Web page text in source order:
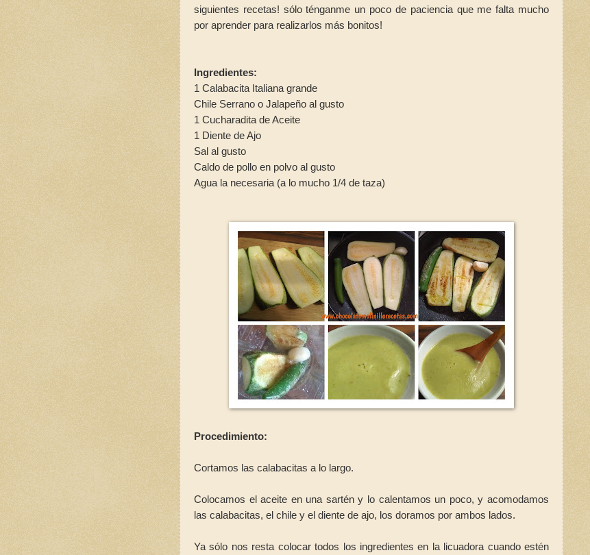
siguientes recetas! sólo ténganme un poco de paciencia que me falta mucho
por aprender para realizarlos más bonitos!
Ingredientes:
1 Calabacita Italiana grande
Chile Serrano o Jalapeño al gusto
1 Cucharadita de Aceite
1 Diente de Ajo
Sal al gusto
Caldo de pollo en polvo al gusto
Agua la necesaria (a lo mucho 1/4 de taza)
Procedimiento:
Cortamos las calabacitas a lo largo.
Colocamos el aceite en una sartén y lo calentamos un poco, y acomodamos
las calabacitas, el chile y el diente de ajo, los doramos por ambos lados.
Ya sólo nos resta colocar todos los ingredientes en la licuadora cuando estén